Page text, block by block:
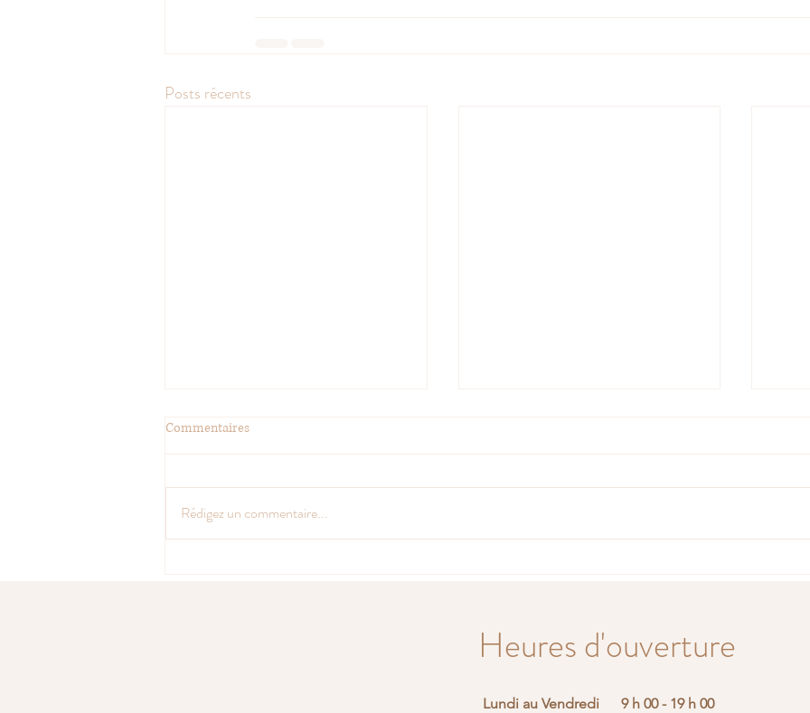
Posts récents
Commentaires
Rédigez un commentaire...
Heures d'ouverture
Lundi au Vendredi
9 h 00 - 19 h 00